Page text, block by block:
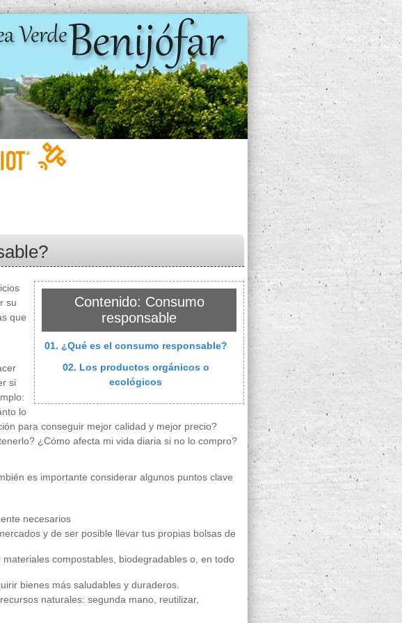
Contenido: Consumo
responsable
01. ¿Qué es el consumo responsable?
02. Los productos orgánicos o
ecológicos
su
que
si
lo
para conseguir mejor calidad y mejor precio?
¿Cómo afecta mi vida diaria si no lo compro?
es importante considerar algunos puntos clave
necesarios
y de ser posible llevar tus propias bolsas de
compostables, biodegradables o, en todo
bienes más saludables y duraderos.
naturales: segunda mano, reutilizar,